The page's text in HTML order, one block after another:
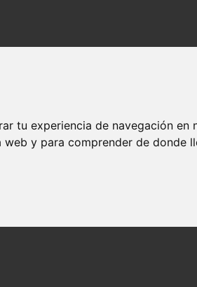
tu experiencia de navegación
y para comprender de donde